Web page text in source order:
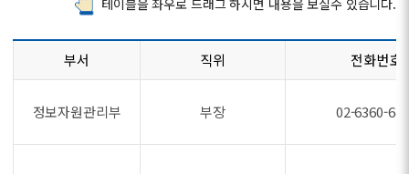
부서 직위 전화번호
정보자원관리부 부장 02-6360-